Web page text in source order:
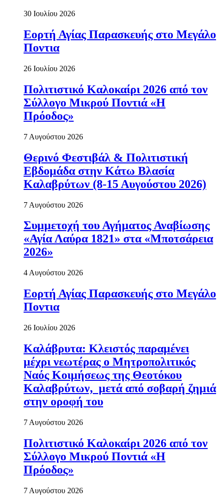
30 Ιουλίου 2026
Εορτή Αγίας Παρασκευής στο Μεγάλο
Ποντια
26 Ιουλίου 2026
Πολιτιστικό Καλοκαίρι 2026 από τον
Σύλλογο Μικρού Ποντιά «Η
Πρόοδος»
7 Αυγούστου 2026
Θερινό Φεστιβάλ & Πολιτιστική
Εβδομάδα στην Κάτω Βλασία
Καλαβρύτων (8-15 Αυγούστου 2026)
7 Αυγούστου 2026
Συμμετοχή του Αγήματος Αναβίωσης
«Αγία Λαύρα 1821» στα «Μποτσάρεια
2026»
4 Αυγούστου 2026
Εορτή Αγίας Παρασκευής στο Μεγάλο
Ποντια
26 Ιουλίου 2026
Καλάβρυτα: Κλειστός παραμένει
μέχρι νεωτέρας ο Μητροπολιτικός
Ναός Κοιμήσεως της Θεοτόκου
Καλαβρύτων, μετά από σοβαρή ζημιά
στην οροφή του
7 Αυγούστου 2026
Πολιτιστικό Καλοκαίρι 2026 από τον
Σύλλογο Μικρού Ποντιά «Η
Πρόοδος»
7 Αυγούστου 2026